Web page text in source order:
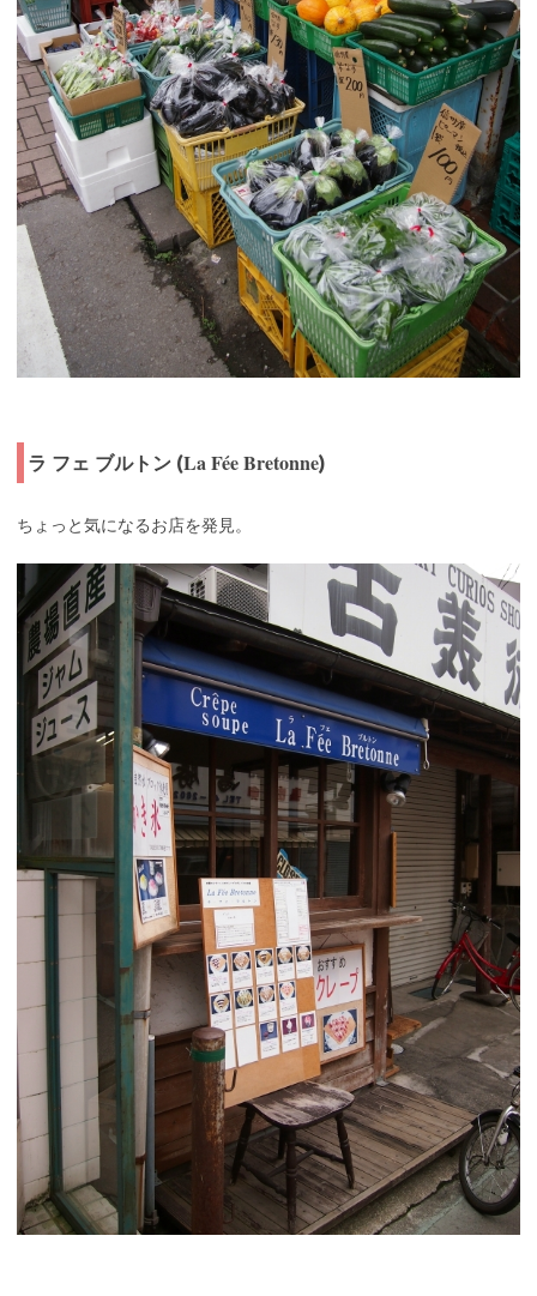
ラ フェ ブルトン (La Fée Bretonne)
ちょっと気になるお店を発見。